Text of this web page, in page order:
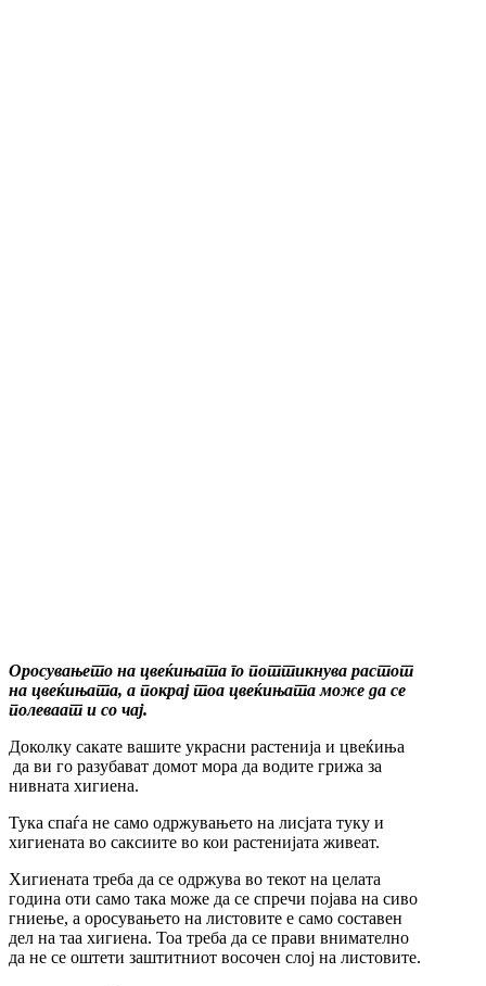
Оросувањето на цвеќињата го поттикнува растот
на цвеќињата, а покрај тоа цвеќињата може да се
полеваат и со чај.
Доколку сакате вашите украсни растенија и цвеќиња
да ви го разубават домот мора да водите грижа за
нивната хигиена.
Тука спаѓа не само одржувањето на лисјата туку и
хигиената во саксиите во кои растенијата живеат.
Хигиената треба да се одржува во текот на целата
година оти само така може да се спречи појава на сиво
гниење, а оросувањето на листовите е само составен
дел на таа хигиена. Тоа треба да се прави внимателно
да не се оштети заштитниот восочен слој на листовите.